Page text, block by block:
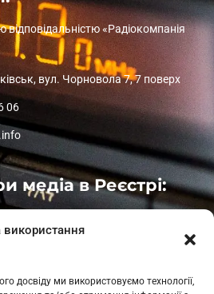
використання
досвіду ми використовуємо технології,
«Радіокомпанія
вул. Чорновола 7, 7 поверх
06
медіа в Реєстрі: